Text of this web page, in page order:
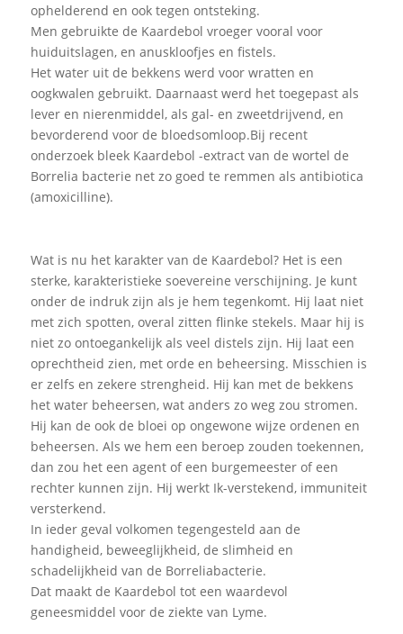
ophelderend en ook tegen ontsteking.
Men gebruikte de Kaardebol vroeger vooral voor
huiduitslagen, en anuskloofjes en fistels.
Het water uit de bekkens werd voor wratten en
oogkwalen gebruikt. Daarnaast werd het toegepast als
lever en nierenmiddel, als gal- en zweetdrijvend, en
bevorderend voor de bloedsomloop.Bij recent
onderzoek bleek Kaardebol -extract van de wortel de
Borrelia bacterie net zo goed te remmen als antibiotica
(amoxicilline).
Wat is nu het karakter van de Kaardebol? Het is een
sterke, karakteristieke soevereine verschijning. Je kunt
onder de indruk zijn als je hem tegenkomt. Hij laat niet
met zich spotten, overal zitten flinke stekels. Maar hij is
niet zo ontoegankelijk als veel distels zijn. Hij laat een
oprechtheid zien, met orde en beheersing. Misschien is
er zelfs en zekere strengheid. Hij kan met de bekkens
het water beheersen, wat anders zo weg zou stromen.
Hij kan de ook de bloei op ongewone wijze ordenen en
beheersen. Als we hem een beroep zouden toekennen,
dan zou het een agent of een burgemeester of een
rechter kunnen zijn. Hij werkt Ik-verstekend, immuniteit
versterkend.
In ieder geval volkomen tegengesteld aan de
handigheid, beweeglijkheid, de slimheid en
schadelijkheid van de Borreliabacterie.
Dat maakt de Kaardebol tot een waardevol
geneesmiddel voor de ziekte van Lyme.